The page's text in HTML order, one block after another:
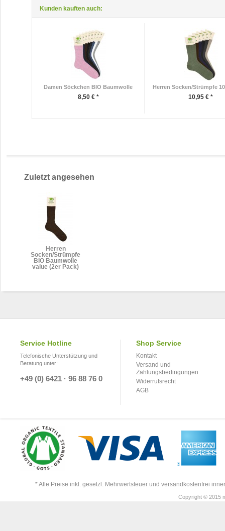
Kunden kauften auch:
Damen Söckchen BIO Baumwolle
8,50 € *
Herren Socken/Strümpfe
10,95 € *
Zuletzt angesehen
Herren
Socken/Strümpfe
BIO Baumwolle
value (2er Pack)
Service Hotline
Telefonische Unterstützung und
Beratung unter:
+49 (0) 6421 · 96 88 76 0
Shop Service
Kontakt
Versand und
Zahlungsbedingungen
Widerrufsrecht
AGB
* Alle Preise inkl. gesetzl. Mehrwertsteuer und versandkostenfrei
Copyright © 2015